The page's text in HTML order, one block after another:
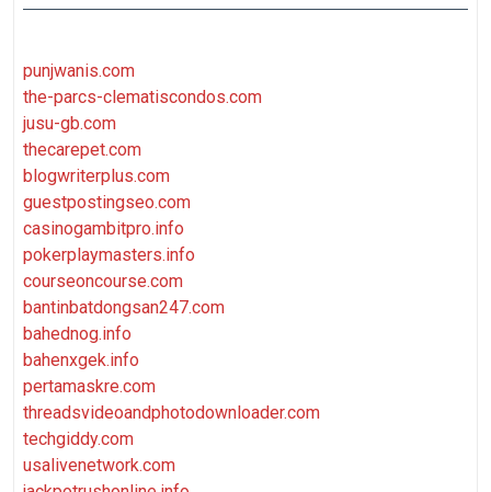
punjwanis.com
the-parcs-clematiscondos.com
jusu-gb.com
thecarepet.com
blogwriterplus.com
guestpostingseo.com
casinogambitpro.info
pokerplaymasters.info
courseoncourse.com
bantinbatdongsan247.com
bahednog.info
bahenxgek.info
pertamaskre.com
threadsvideoandphotodownloader.com
techgiddy.com
usalivenetwork.com